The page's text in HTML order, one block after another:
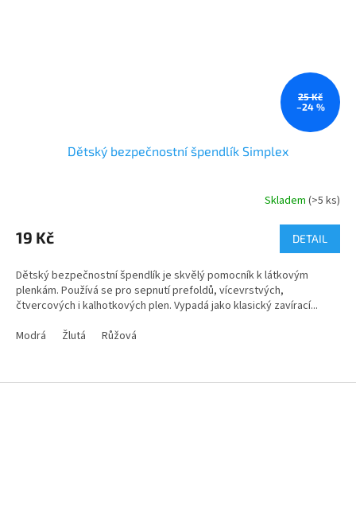
25 Kč
–24 %
Dětský bezpečnostní špendlík Simplex
Skladem (>5 ks)
19 Kč DETAIL
Dětský bezpečnostní špendlík je skvělý pomocník k látkovým
plenkám. Používá se pro sepnutí prefoldů, vícevrstvých,
čtvercových i kalhotkových plen. Vypadá jako klasický zavírací...
Modrá
Žlutá Růžová